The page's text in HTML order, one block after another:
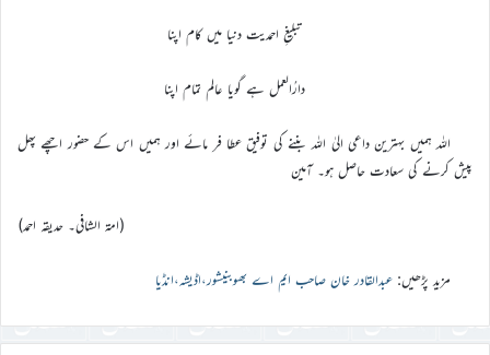
تبلیغِ احمدیت دنیا میں کام اپنا
دارُالعمل ہے گویا عالم تمام اپنا
اللہ ہمیں بہترین داعی الیٰ اللہ بننے کی توفیق عطا فر مائے اور ہمیں اس کے حضور اچھے پھل
پیش کرنے کی سعادت حاصل ہو۔ آمین
(امۃ الشافی۔ حدیقہ احمد)
مزید پڑھیں: عبدالقادر خان صاحب ایم اے بھوبنیشور،اڈیشہ،انڈیا